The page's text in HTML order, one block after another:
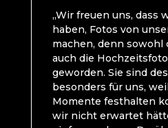
„Wir freuen uns, dass
haben, Fotos von
machen, denn sowohl
auch die
geworden. Sie sind
besonders für uns,
Momente festhalten
wir nicht erwartet